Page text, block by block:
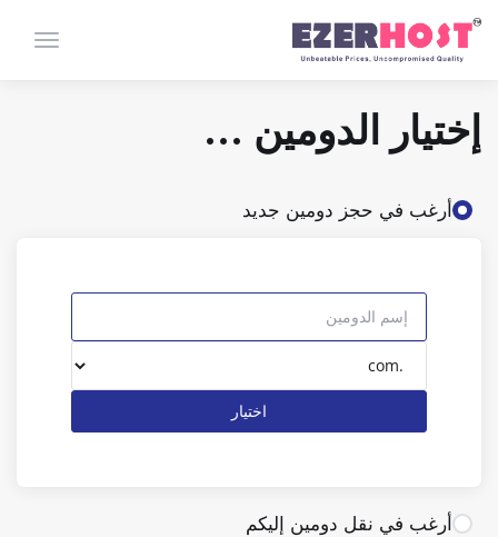
تبديل
إختيار الدومين ...
أرغب في حجز دومين جديد
اختيار
أرغب في نقل دومين إليكم